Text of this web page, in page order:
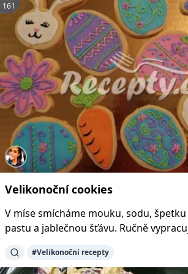
161
Velikonoční cookies
V míse smícháme mouku, sodu, špetku
pastu a jablečnou šťávu. Ručně
#Velikonoční recepty